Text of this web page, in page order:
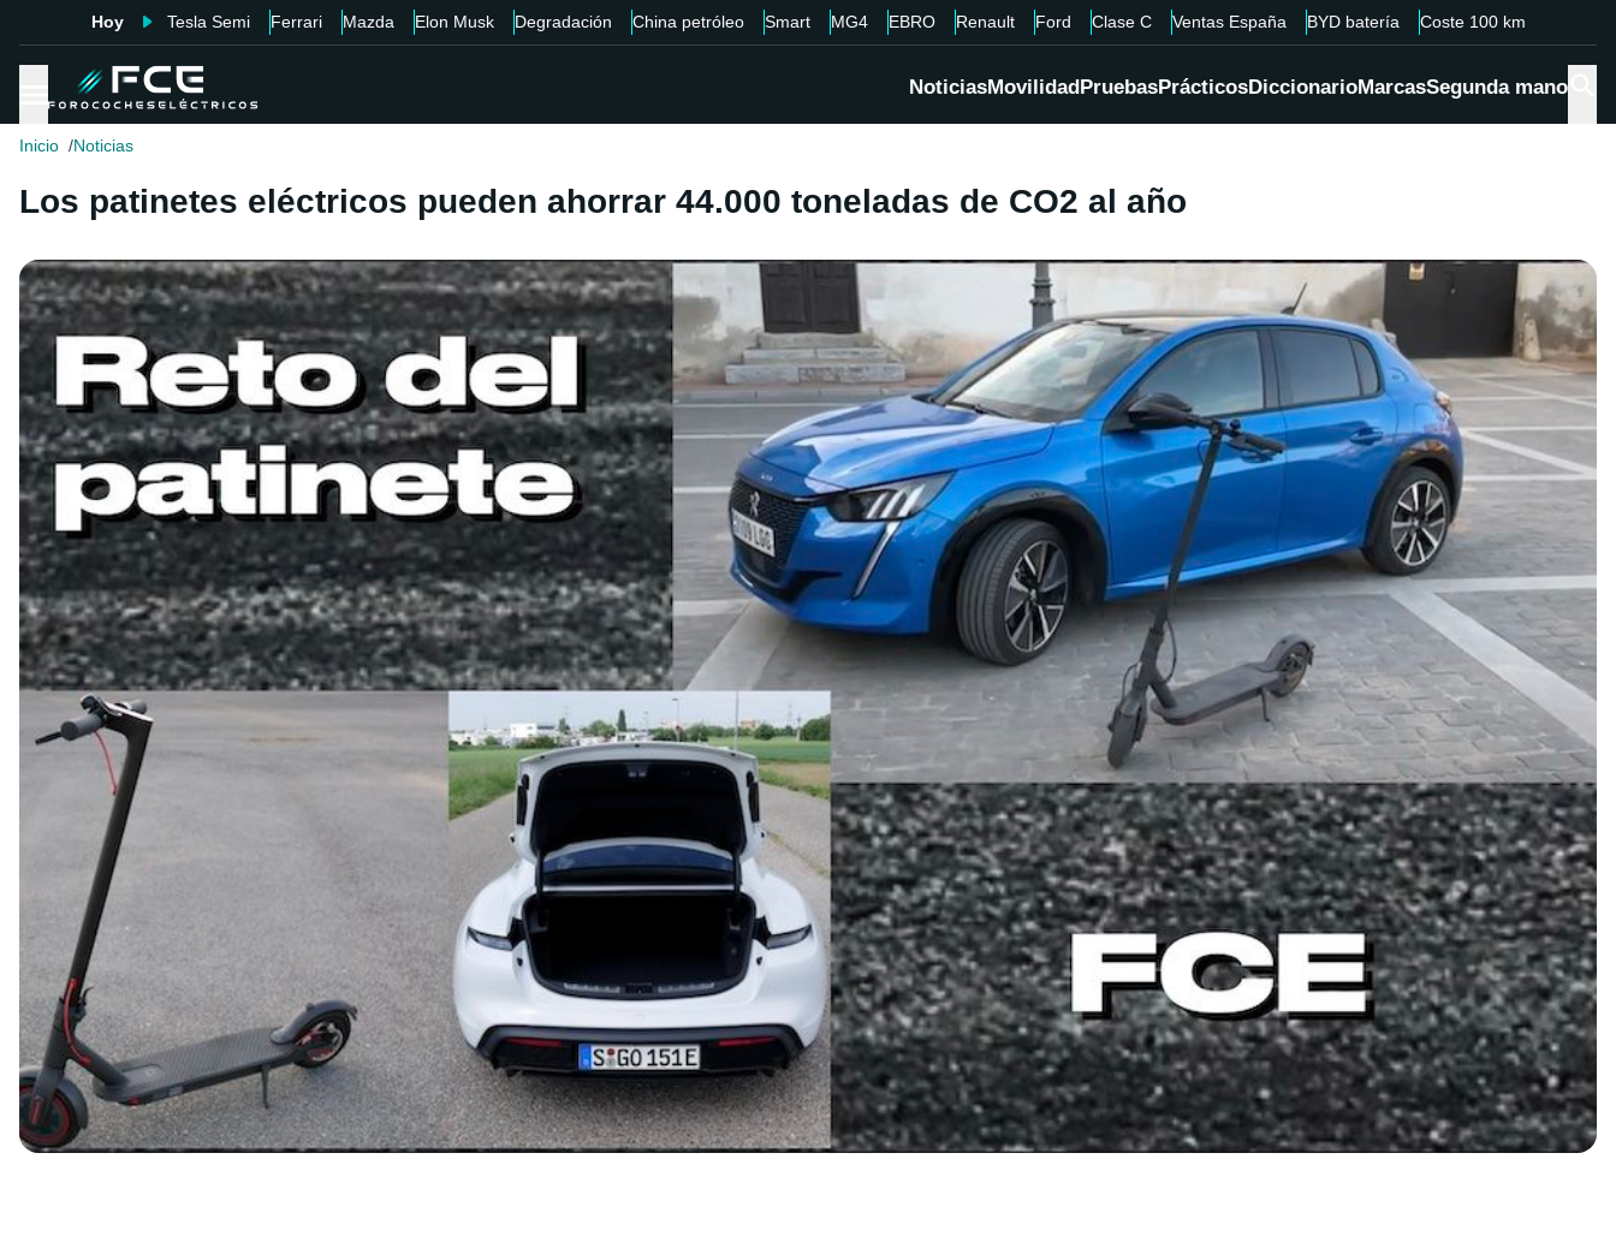
Hoy Tesla Semi Ferrari Mazda Elon Musk Degradación China petróleo Smart MG4 EBRO Renault Ford Clase C Ventas España BYD batería Coste 100 km
NoticiasMovilidadPruebasPrácticosDiccionarioMarcasSegunda mano
Inicio Noticias
Los patinetes eléctricos pueden ahorrar 44.000 toneladas de CO2 al año